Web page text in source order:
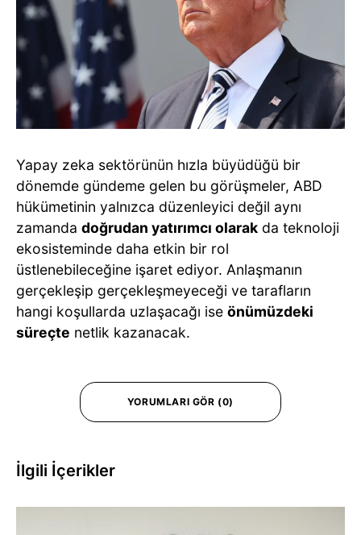
Yapay zeka sektörünün hızla büyüdüğü bir
dönemde gündeme gelen bu görüşmeler, ABD
hükümetinin yalnızca düzenleyici değil aynı
zamanda doğrudan yatırımcı olarak da teknoloji
ekosisteminde daha etkin bir rol
üstlenebileceğine işaret ediyor. Anlaşmanın
gerçekleşip gerçekleşmeyeceği ve tarafların
hangi koşullarda uzlaşacağı ise önümüzdeki
süreçte netlik kazanacak.
YORUMLARI GÖR (0)
İlgili İçerikler